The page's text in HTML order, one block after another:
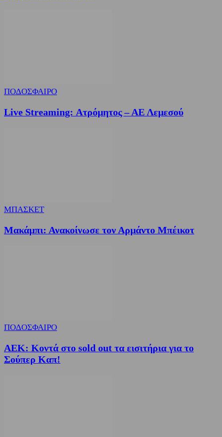
ΠΟΔΟΣΦΑΙΡΟ
Live Streaming: Ατρόμητος – ΑΕ Λεμεσού
ΜΠΑΣΚΕΤ
Μακάμπι: Ανακοίνωσε τον Αρμάντο Μπέικοτ
ΠΟΔΟΣΦΑΙΡΟ
ΑΕΚ: Κοντά στο sold out τα εισιτήρια για το
Σούπερ Καπ!